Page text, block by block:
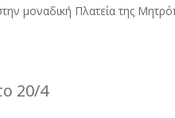
μοναδική Πλατεία της
20/4